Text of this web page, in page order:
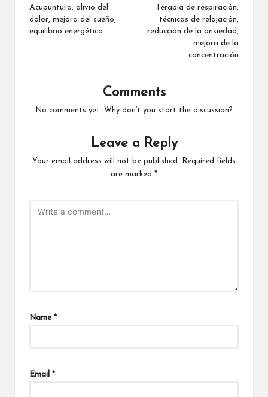
navigation
Acupuntura: alivio del
dolor, mejora del sueño,
equilibrio energético
Terapia de respiración:
técnicas de relajación,
reducción de la ansiedad,
mejora de la
concentración
Comments
No comments yet. Why don’t you start the discussion?
Leave a Reply
Your email address will not be published.
Required fields
are marked *
Name *
Email *